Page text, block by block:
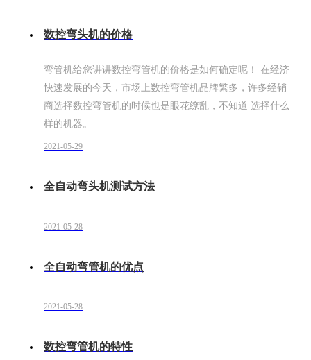
数控弯头机的价格
弯管机给您讲讲数控弯管机的价格是如何确定呢！ 在经济
快速发展的今天，市场上数控弯管机品牌繁多，许多经销
商选择数控弯管机的时候也是眼花缭乱，不知道 选择什么
样的机器。
2021-05-29
全自动弯头机测试方法
2021-05-28
全自动弯管机的优点
2021-05-28
数控弯管机的特性